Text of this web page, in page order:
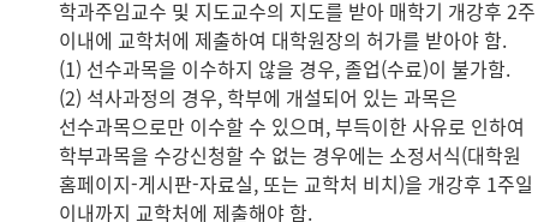
학과주임교수 및 지도교수의 지도를 받아 매학기 개강후 2주
이내에 교학처에 제출하여 대학원장의 허가를 받아야 함.
(1) 선수과목을 이수하지 않을 경우, 졸업(수료)이 불가함.
(2) 석사과정의 경우, 학부에 개설되어 있는 과목은
선수과목으로만 이수할 수 있으며, 부득이한 사유로 인하여
학부과목을 수강신청할 수 없는 경우에는 소정서식(대학원
홈페이지-게시판-자료실, 또는 교학처 비치)을 개강후 1주일
이내까지 교학처에 제출해야 함.